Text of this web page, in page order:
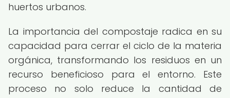
huertos urbanos.
La importancia del compostaje radica en su
capacidad para cerrar el ciclo de la materia
orgánica, transformando los residuos en un
recurso beneficioso para el entorno. Este
proceso no solo reduce la cantidad de